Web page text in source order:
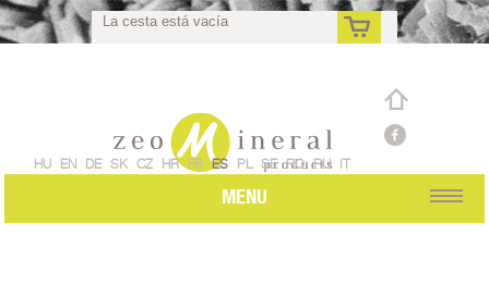
La cesta está vacía
es
HU EN DE SK CZ HR FR ES PL SE RO RU IT
MENU